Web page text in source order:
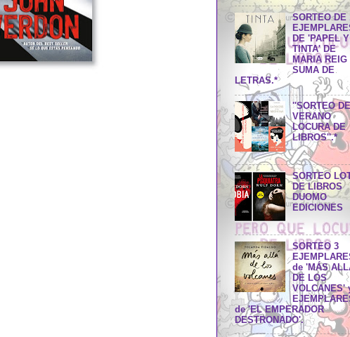
SORTEO DE
DE 'PAPEL Y
TINTA' DE
MARIA REIG
SUMA DE
LETRAS.*
''SORTEO
VERANO
LOCURA DE
LIBROS''.*
SORTEO
DE LIBROS
DUOMO
EDICIONES
SORTEO 3
de 'MÁS
DE LOS
VOLCANES'
de 'EL EMPERADOR
DESTRONADO'.